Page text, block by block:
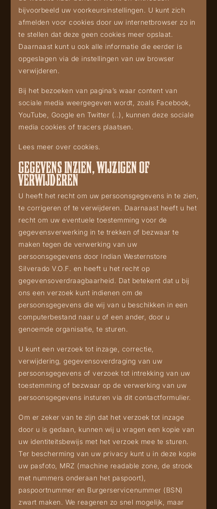
bijvoorbeeld uw voorkeursinstellingen. U kunt zich
afmelden voor cookies door uw internetbrowser zo in
te stellen dat deze geen cookies meer opslaat.
Daarnaast kunt u ook alle informatie die eerder is
opgeslagen via de instellingen van uw browser
verwijderen.
Bij het bezoeken van pagina’s waar content van
sociale media weergegeven wordt, zoals Facebook,
YouTube, Google en Twitter (..), kunnen deze sociale
media cookies of tracers plaatsen.
Lees meer over cookies.
GEGEVENS INZIEN, WIJZIGEN OF
VERWIJDEREN
U heeft het recht om uw persoonsgegevens in te zien,
te corrigeren of te verwijderen. Daarnaast heeft u het
recht om uw eventuele toestemming voor de
gegevensverwerking in te trekken of bezwaar te
maken tegen de verwerking van uw
persoonsgegevens door Indian Westernstore
Silverado V.O.F. en heeft u het recht op
gegevensoverdraagbaarheid. Dat betekent dat u bij
ons een verzoek kunt indienen om de
persoonsgegevens die wij van u beschikken in een
computerbestand naar u of een ander, door u
genoemde organisatie, te sturen.
U kunt een verzoek tot inzage, correctie,
verwijdering, gegevensoverdraging van uw
persoonsgegevens of verzoek tot intrekking van uw
toestemming of bezwaar op de verwerking van uw
persoonsgegevens insturen via dit contactformulier.
Om er zeker van te zijn dat het verzoek tot inzage
door u is gedaan, kunnen wij u vragen een kopie van
uw identiteitsbewijs met het verzoek mee te sturen.
Ter bescherming van uw privacy kunt u in deze kopie
uw pasfoto, MRZ (machine readable zone, de strook
met nummers onderaan het paspoort),
paspoortnummer en Burgerservicenummer (BSN)
zwart maken. We reageren zo snel mogelijk, maar